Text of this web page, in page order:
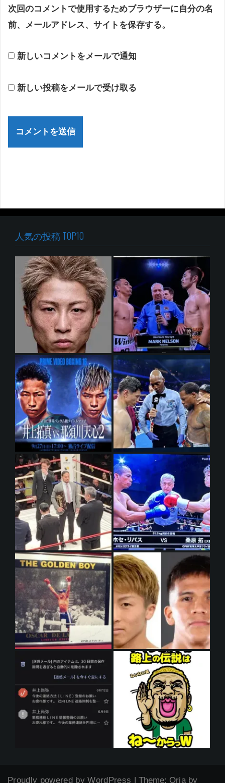
次回のコメントで使用するためブラウザーに自分の名
前、メールアドレス、サイトを保存する。
新しいコメントをメールで通知
新しい投稿をメールで受け取る
人気の投稿 TOP10
Proudly powered by WordPress | Theme: Oriaby